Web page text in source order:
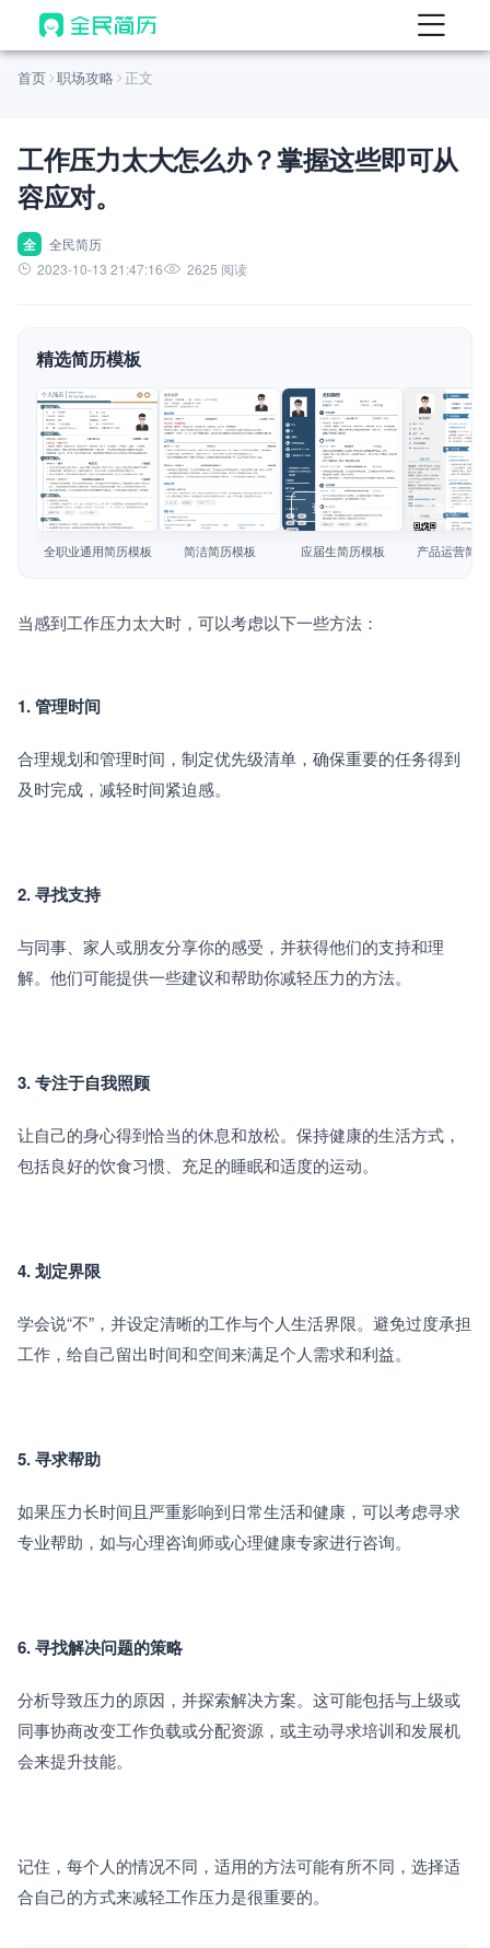
首页
AI 生成简历
AI 优化简历
AI 翻译简历
AI 诊断简历
面试自我介绍
AI 职场工具 New
简历模板
简历教程
首页 职场攻略 正文
工作压力太大怎么办？掌握这些即可从
容应对。
全
全民简历
2023-10-13 21:47:16
2625 阅读
精选简历模板
查看模板
全职业通用简历模板
查看模板
简洁简历模板
查看模板
应届生简历模板
查看模板
产品运营简
当感到工作压力太大时，可以考虑以下一些方法：
1. 管理时间
合理规划和管理时间，制定优先级清单，确保重要的任务得到
及时完成，减轻时间紧迫感。
2. 寻找支持
与同事、家人或朋友分享你的感受，并获得他们的支持和理
解。他们可能提供一些建议和帮助你减轻压力的方法。
3. 专注于自我照顾
让自己的身心得到恰当的休息和放松。保持健康的生活方式，
包括良好的饮食习惯、充足的睡眠和适度的运动。
4. 划定界限
学会说“不”，并设定清晰的工作与个人生活界限。避免过度承担
工作，给自己留出时间和空间来满足个人需求和利益。
5. 寻求帮助
如果压力长时间且严重影响到日常生活和健康，可以考虑寻求
专业帮助，如与心理咨询师或心理健康专家进行咨询。
6. 寻找解决问题的策略
分析导致压力的原因，并探索解决方案。这可能包括与上级或
同事协商改变工作负载或分配资源，或主动寻求培训和发展机
会来提升技能。
记住，每个人的情况不同，适用的方法可能有所不同，选择适
合自己的方式来减轻工作压力是很重要的。